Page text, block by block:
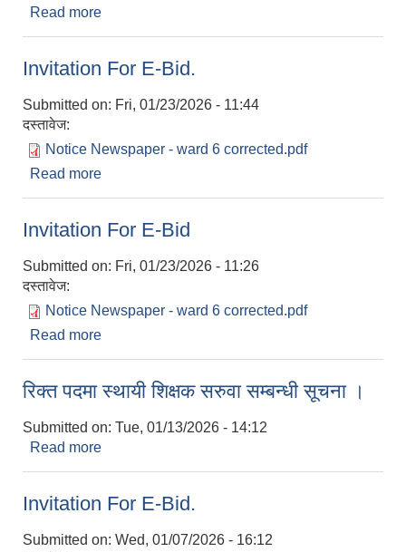
Read more
Invitation For E-Bid.
Submitted on: Fri, 01/23/2026 - 11:44
दस्तावेज:
Notice Newspaper - ward 6 corrected.pdf
Read more
Invitation For E-Bid
Submitted on: Fri, 01/23/2026 - 11:26
दस्तावेज:
Notice Newspaper - ward 6 corrected.pdf
Read more
रिक्त पदमा स्थायी शिक्षक सरुवा सम्बन्धी सूचना ।
Submitted on: Tue, 01/13/2026 - 14:12
Read more
Invitation For E-Bid.
Submitted on: Wed, 01/07/2026 - 16:12